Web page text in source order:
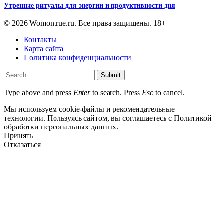
Утренние ритуалы для энергии и продуктивности дня
© 2026 Womontrue.ru. Все права защищены. 18+
Контакты
Карта сайта
Политика конфиденциальности
Submit
Type above and press Enterto search. Press Esc to cancel.
Мы используем cookie-файлы и рекомендательные
технологии. Пользуясь сайтом, вы соглашаетесь с Политикой
обработки персональных данных.
Принять
Отказаться